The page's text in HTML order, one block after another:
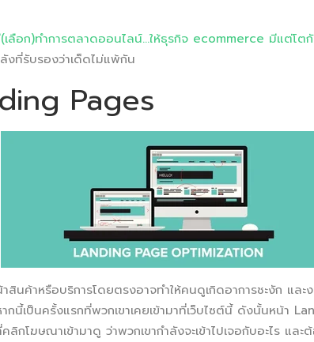
เลือก)ทำการตลาดออนไลน์…ให้ธุรกิจ ecommerce มีแต่โต
งที่รับรองว่าเด็ดไม่แพ้กัน
Pages
ค้าหรือบริการโดยตรงอาจทำให้คนดูเกิดอาการชะงัก และง
กนี้เป็นครั้งแรกที่พวกเขาเคยเข้ามาที่เว็บไซต์นี้ ดังนั้นหน้า
กโฆษณาเข้ามาดู ว่าพวกเขากำลังจะเข้าไปเจอกับอะไร แล